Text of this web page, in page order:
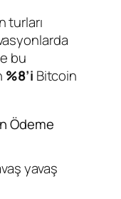
turları
bu
%8’i Bitcoin
Ödeme
yavaş